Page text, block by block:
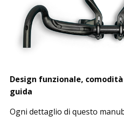
Design funzionale,
guida
Ogni dettaglio di questo